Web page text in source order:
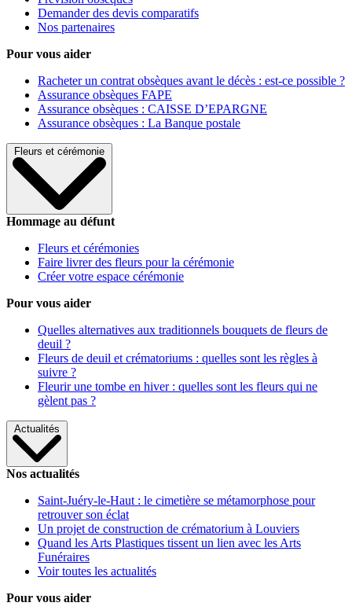
Demander des devis comparatifs
Nos partenaires
Pour vous aider
Racheter un contrat obsèques avant le décès : est-ce possible ?
Assurance obsèques FAPE
Assurance obsèques : CAISSE D’EPARGNE
Assurance obsèques : La Banque postale
Fleurs et cérémonie
Hommage au défunt
Fleurs et cérémonies
Faire livrer des fleurs pour la cérémonie
Créer votre espace cérémonie
Pour vous aider
Quelles alternatives aux traditionnels bouquets de fleurs de
deuil ?
Fleurs de deuil et crématoriums : quelles sont les règles à
suivre ?
Fleurir une tombe en hiver : quelles sont les fleurs qui ne
gèlent pas ?
Actualités
Nos actualités
Saint-Juéry-le-Haut : le cimetière se métamorphose pour
retrouver son éclat
Un projet de construction de crématorium à Louviers
Quand les Arts Plastiques tissent un lien avec les Arts
Funéraires
Voir toutes les actualités
Pour vous aider